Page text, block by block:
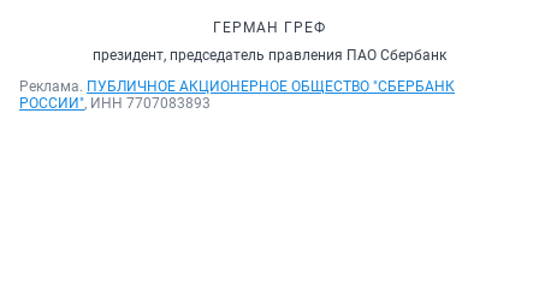
ГЕРМАН ГРЕФ
президент, председатель правления ПАО Сбербанк
Реклама. ПУБЛИЧНОЕ АКЦИОНЕРНОЕ ОБЩЕСТВО "СБЕРБАНК
РОССИИ", ИНН 7707083893